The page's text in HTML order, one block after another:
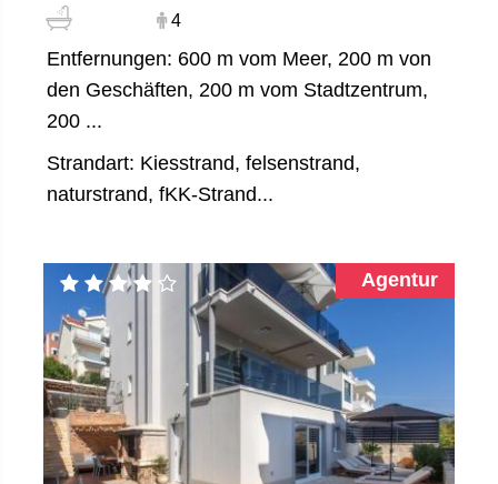
4
Entfernungen: 600 m vom Meer, 200 m von
den Geschäften, 200 m vom Stadtzentrum,
200 ...
Strandart: Kiesstrand, felsenstrand,
naturstrand, fKK-Strand...
Agentur